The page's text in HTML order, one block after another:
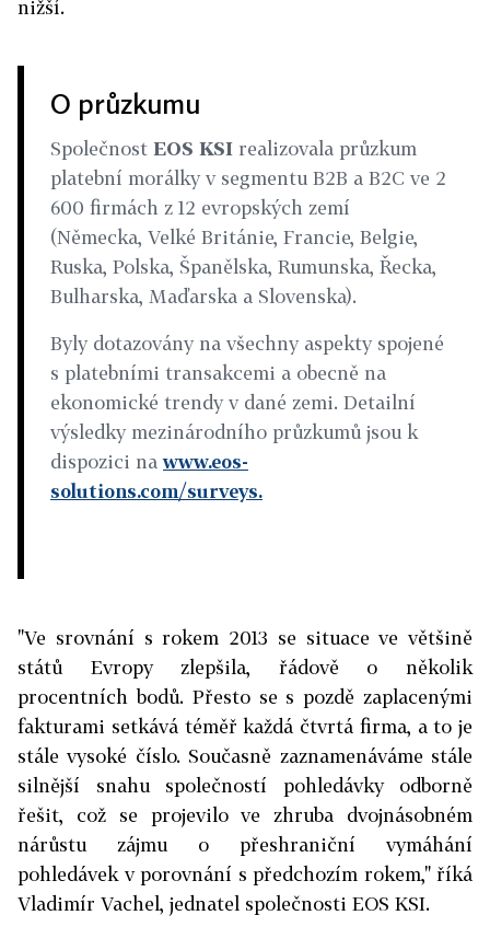
nižší.
O průzkumu
Společnost EOS KSI realizovala průzkum
platební morálky v segmentu B2B a B2C ve 2
600 firmách z 12 evropských zemí
(Německa, Velké Británie, Francie, Belgie,
Ruska, Polska, Španělska, Rumunska, Řecka,
Bulharska, Maďarska a Slovenska).
Byly dotazovány na všechny aspekty spojené
s platebními transakcemi a obecně na
ekonomické trendy v dané zemi. Detailní
výsledky mezinárodního průzkumů jsou k
dispozici nawww.eos-
solutions.com/surveys.
"Ve srovnání s rokem 2013 se situace ve většině
států Evropy zlepšila, řádově o několik
procentních bodů. Přesto se s pozdě zaplacenými
fakturami setkává téměř každá čtvrtá firma, a to je
stále vysoké číslo. Současně zaznamenáváme stále
silnější snahu společností pohledávky odborně
řešit, což se projevilo ve zhruba dvojnásobném
nárůstu zájmu o přeshraniční vymáhání
pohledávek v porovnání s předchozím rokem," říká
Vladimír Vachel, jednatel společnosti EOS KSI.